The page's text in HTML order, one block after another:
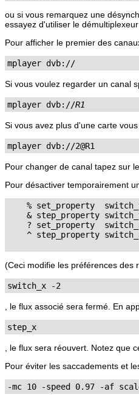
ou si vous remarquez une
essayez d'utiliser le
Pour afficher le premier des
mplayer dvb://
Si vous voulez regarder un canal
mplayer dvb://R1
Si vous avez plus d'une carte
mplayer dvb://2@R1
Pour changer de canal tapez sur
Pour désactiver temporairement
% set_property
& step_property
? set_property
^ step_property
(Ceci modifie les préférences des
switch_x -2
, le flux associé sera fermé. En
step_x
, le flux sera réouvert. Notez que
Pour éviter les saccadements et
-mc 10 -speed 0.97 -af